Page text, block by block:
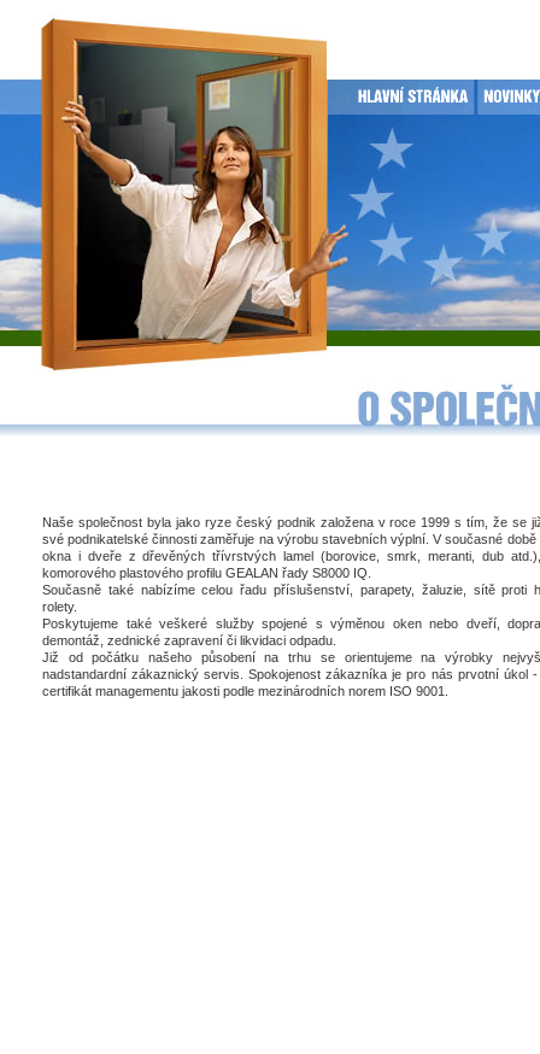
Naše společnost byla jako ryze český podnik založena v roce 1999 s tím, že se
své podnikatelské činnosti zaměřuje na výrobu stavebních výplní. V současné
okna i dveře z dřevěných třívrstvých lamel (borovice, smrk, meranti, dub
komorového plastového profilu GEALAN řady S8000 IQ.
Současně také nabízíme celou řadu příslušenství, parapety, žaluzie, sítě proti
rolety.
Poskytujeme také veškeré služby spojené s výměnou oken nebo dveří,
demontáž, zednické zapravení či likvidaci odpadu.
Již od počátku našeho působení na trhu se orientujeme na výrobky
nadstandardní zákaznický servis. Spokojenost zákazníka je pro nás prvotní úkol
certifikát managementu jakosti podle mezinárodních norem ISO 9001.